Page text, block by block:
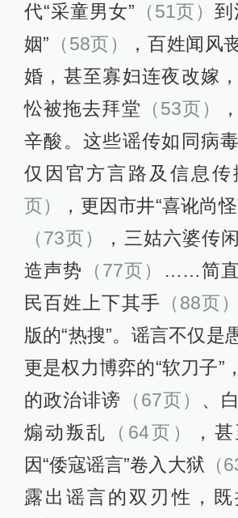
代“采童男女” （51页）到
姻” （58页）
，百姓闻风
婚，甚至寡妇连夜改嫁
忪被拖去拜堂 （53页）
辛酸。这些谣传如同病
仅因官方言路及信息传
页）
，更因市井“喜讹尚
（73页）
，三姑六婆传
造声势 （77页）
……简直
民百姓上下其手 （88页）
版的“热搜”。谣言不仅是
更是权力博弈的“软刀子”
的政治诽谤
（67页） 、
煽动叛乱
（64页）
，
因“倭寇谣言”卷入大狱 （
露出谣言的双刃性，